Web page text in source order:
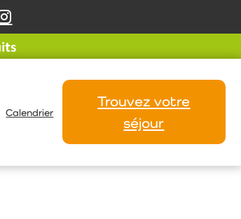
Calendrier
Trouvez votre
séjour